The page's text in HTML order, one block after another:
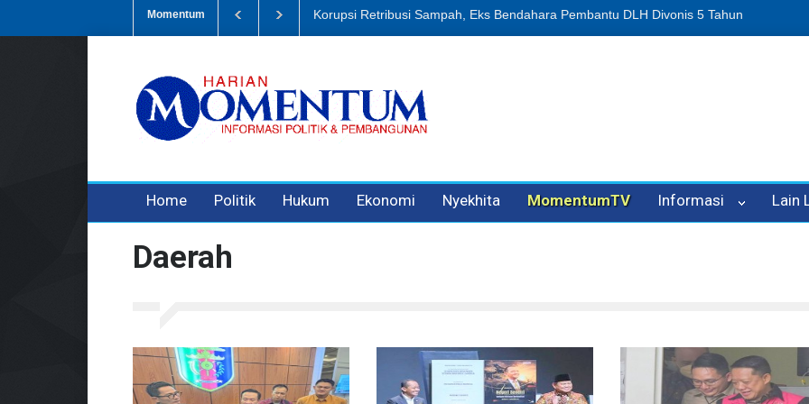
Momentum Dugaan Penipuan Oleh Oknum Kadis, Kuasa Hukum Pelapor Desak Polisi Tetapkan P-
Home Politik Hukum Ekonomi Nyekhita MomentumTV Informasi Lain
Daerah